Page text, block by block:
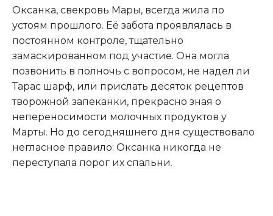
Оксанка, свекровь Мары, всегда жила по
устоям прошлого. Её забота проявлялась в
постоянном контроле, тщательно
замаскированном под участие. Она могла
позвонить в полночь с вопросом, не надел ли
Тарас шарф, или прислать десяток рецептов
творожной запеканки, прекрасно зная о
непереносимости молочных продуктов у
Марты. Но до сегодняшнего дня существовало
негласное правило: Оксанка никогда не
переступала порог их спальни.